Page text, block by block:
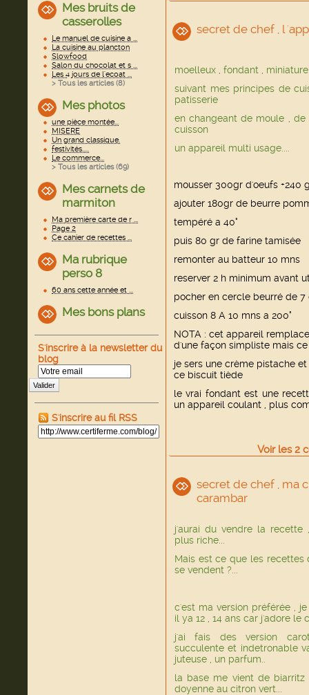
Mes bruits de
casserolles
Le manuel de cuisine a ...
La cuisine au plancton
Slowfood
Salon du chocolat et s ...
Les 4 jours de l'ecoat ...
> Tous les articles (8)
Mes photos
une pièce montée...
MISERE
Un grand classique.
festivités.....
Le commerce...
> Tous les articles (69)
Mes carnets de
marmiton
Ma première carte de r ...
Page 2
Ce cahier de recettes ...
Ma rubrique
perso 8
60 ans cette année et ...
Mes bons plans
S'inscrire à la newsletter du
blog
Valider
S'inscrire au fil RSS
secret de chef , l
moelleux , fondant , miniature
suivant mes principes de
patisserie
en changeant de moule ,
cuisson
un appareil multi usage....
mousser 300gr d'oeufs +240
ajouter 180gr de beurre
tempéré a 40°
puis 80 gr de farine tamisée
remonter au batteur 10 mns
reserver 2 h minimum avant
pocher en cercle beurré de
cuisson 8 A 10 mns a 200°
NOTA : cet appareil
d'une façon simpliste mais
je sers une crème pistache
ce biscuit tiède
le vrai fondant est une
un appareil coulant , plus
Voir les2
secret de chef , ma
carambar
j'aurai du vendre la recette
plus riche...
Mais est ce que les recettes
se vendent ?...
c'est ma version préférée ,
il ya 12 , 14 ans car j'adore le
j'ai fais des version
succulente et indetronable
juteuse , un parfum..
la base me vient de
doyenne au citron vert...